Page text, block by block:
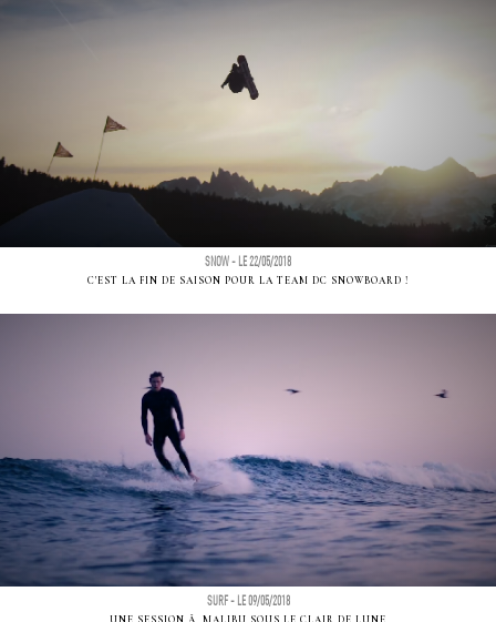
SNOW - LE 22/05/2018
C'EST LA FIN DE SAISON POUR LA TEAM DC SNOWBOARD !
SURF - LE 09/05/2018